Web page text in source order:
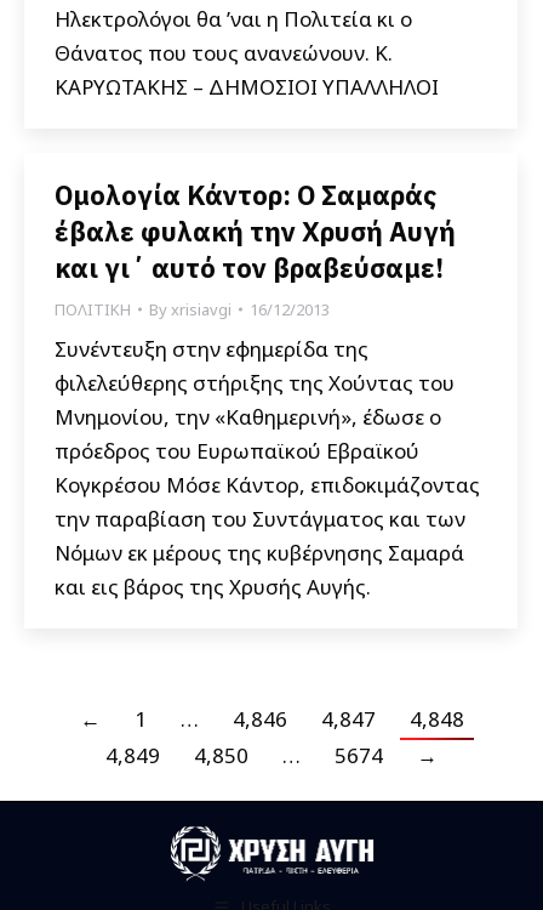
Ηλεκτρολόγοι θα ’ναι η Πολιτεία κι ο
Θάνατος που τους ανανεώνουν. Κ.
ΚΑΡΥΩΤΑΚΗΣ – ΔΗΜΟΣΙΟΙ ΥΠΑΛΛΗΛΟΙ
Ομολογία Κάντορ: Ο Σαμαράς
έβαλε φυλακή την Χρυσή Αυγή
και γι΄ αυτό τον βραβεύσαμε!
ΠΟΛΙΤΙΚΗ Byxrisiavgi 16/12/2013
Συνέντευξη στην εφημερίδα της
φιλελεύθερης στήριξης της Χούντας του
Μνημονίου, την «Καθημερινή», έδωσε ο
πρόεδρος του Ευρωπαϊκού Εβραϊκού
Κογκρέσου Μόσε Κάντορ, επιδοκιμάζοντας
την παραβίαση του Συντάγματος και των
Νόμων εκ μέρους της κυβέρνησης Σαμαρά
και εις βάρος της Χρυσής Αυγής.
← 1 … 4,846 4,847
4,848
4,849
4,850 … 5674 →